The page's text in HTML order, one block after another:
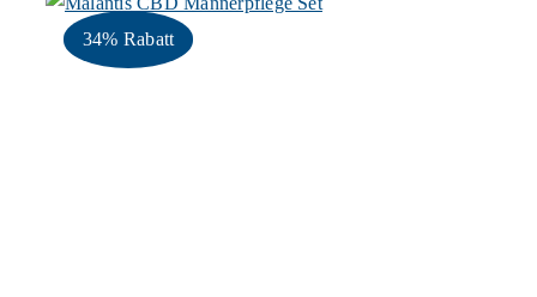
34% Rabatt